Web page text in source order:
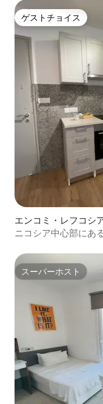
ゲストチョイス
ゲストチョイス
エンコミ・レフコシ
ト
ニコシア中心部にあ
スーパーホスト
スーパーホスト